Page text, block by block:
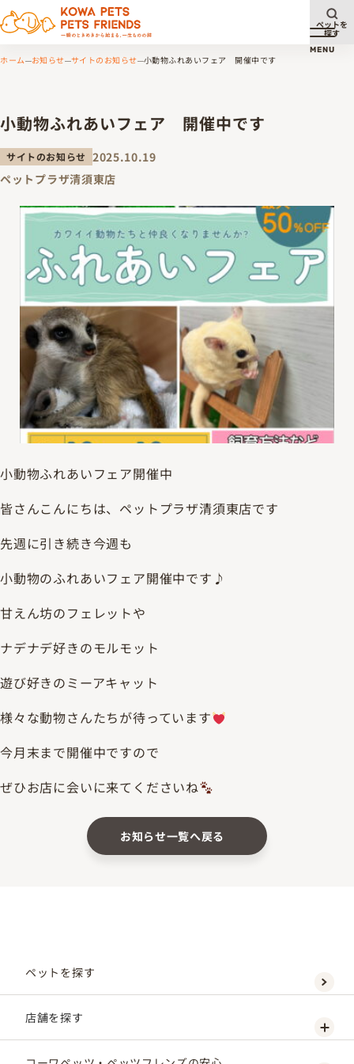
メニ
MENU
ペットを
探す
ホーム お知らせ サイトのお知らせ 小動物ふれあいフェア 開催中です
小動物ふれあいフェア 開催中です
サイトのお知らせ 2025.10.19
ペットプラザ清須東店
小動物ふれあいフェア開催中
皆さんこんにちは、ペットプラザ清須東店です
先週に引き続き今週も
小動物のふれあいフェア開催中です♪
甘えん坊のフェレットや
ナデナデ好きのモルモット
遊び好きのミーアキャット
様々な動物さんたちが待っています
今月末まで開催中ですので
ぜひお店に会いに来てくださいね
お知らせ一覧へ戻る
ペットを探す
店舗を探す